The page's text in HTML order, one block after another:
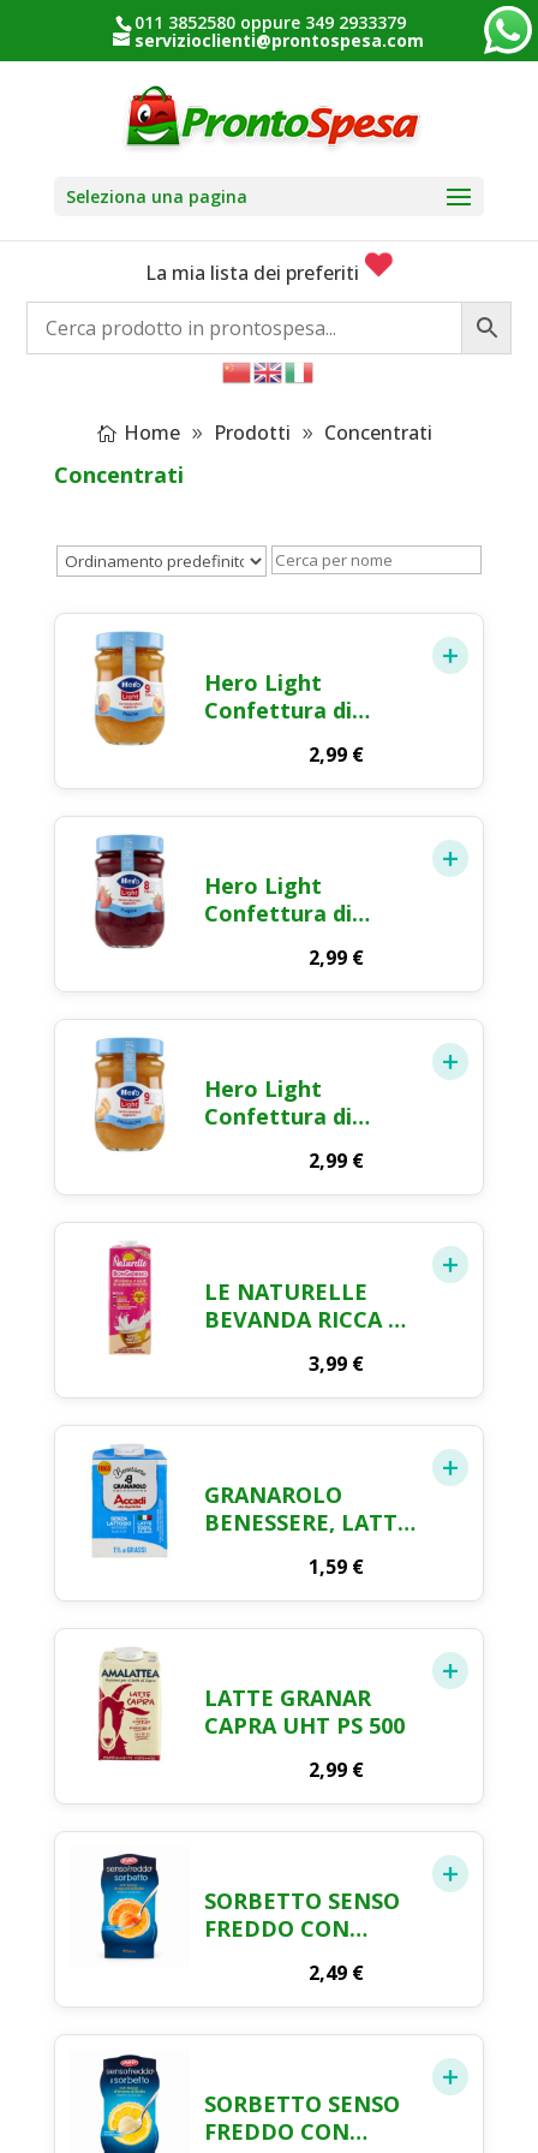
011 3852580 oppure 349 2933379
servizioclienti@prontospesa.com
Seleziona una pagina
La mia lista dei preferiti
Home Prodotti Concentrati
Concentrati
Hero Light
Confettura di
2,99 €
Hero Light
Confettura di
2,99 €
Hero Light
Confettura di
2,99 €
LE NATURELLE
BEVANDA RICCA DI
PROTEINE GUSTO
DELICATO DI
VANIGLIA 1 L
3,99 €
GRANAROLO
BENESSERE, LATTE
SENZA LATTOSIO
(<0,1%), BASSO
CONTENUTO DI
PASTORIZZATO A
TEMPERATURA
ELEVATA
1,59 €
LATTE GRANAR
CAPRA UHT PS 500
2,99 €
SORBETTO SENSO
FREDDO CON
AGRUMI DI SICILIA
PRONTO DA
GELARE DOLFIN 2 X
2,49 €
SORBETTO SENSO
FREDDO CON